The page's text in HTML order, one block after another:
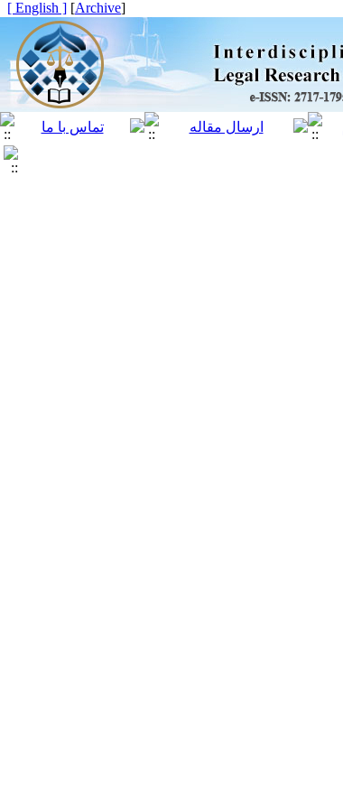
[
Archive
]
[ English ]